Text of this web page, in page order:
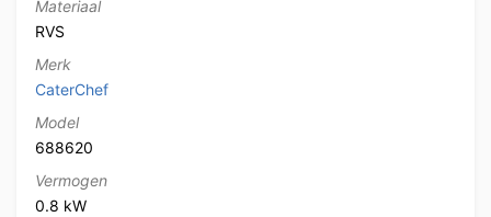
Materiaal
RVS
Merk
CaterChef
Model
688620
Vermogen
0.8 kW